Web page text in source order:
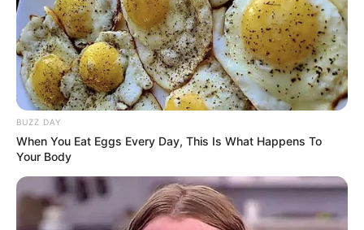
Biodata & Profil
BUZZ DAY
When You Eat Eggs Every Day, This Is What Happens To
Your Body